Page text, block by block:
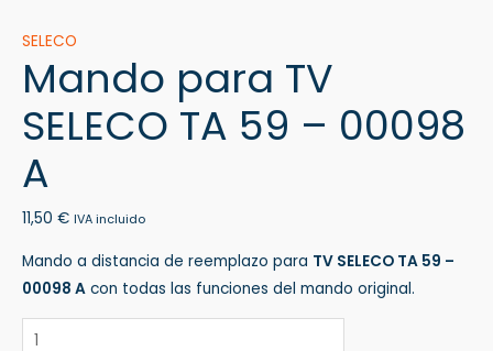
SELECO
Mando para TV
SELECO TA 59 – 00098
A
11,50 € IVA incluido
Mando a distancia de reemplazo para TV SELECO TA 59 –
00098 A con todas las funciones del mando original.